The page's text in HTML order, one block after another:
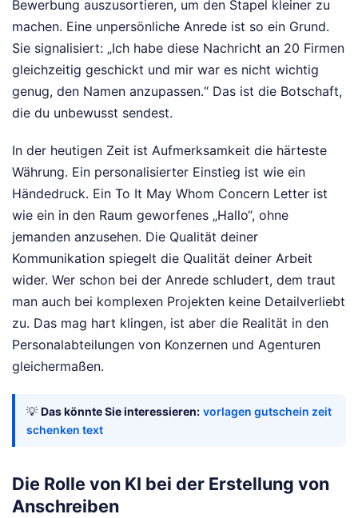
Bewerbung auszusortieren, um den Stapel kleiner zu
machen. Eine unpersönliche Anrede ist so ein Grund.
Sie signalisiert: „Ich habe diese Nachricht an 20 Firmen
gleichzeitig geschickt und mir war es nicht wichtig
genug, den Namen anzupassen.“ Das ist die Botschaft,
die du unbewusst sendest.
In der heutigen Zeit ist Aufmerksamkeit die härteste
Währung. Ein personalisierter Einstieg ist wie ein
Händedruck. Ein To It May Whom Concern Letter ist
wie ein in den Raum geworfenes „Hallo“, ohne
jemanden anzusehen. Die Qualität deiner
Kommunikation spiegelt die Qualität deiner Arbeit
wider. Wer schon bei der Anrede schludert, dem traut
man auch bei komplexen Projekten keine Detailverliebt
zu. Das mag hart klingen, ist aber die Realität in den
Personalabteilungen von Konzernen und Agenturen
gleichermaßen.
💡 Das könnte Sie interessieren: vorlagen gutschein zeit
schenken text
Die Rolle von KI bei der Erstellung von
Anschreiben